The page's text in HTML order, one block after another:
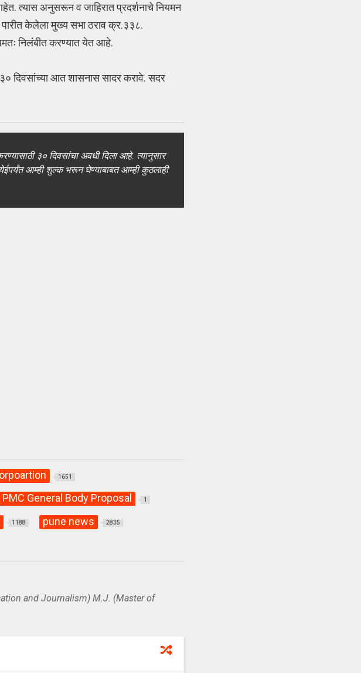
त्यास अनुसरून व जाहिरात प्रदर्शनाचे नियमन
केलेला मुख्य सभा ठराव क्र.३३८.
निलंबीत करण्यात येत आहे.
दिवसांच्या आत शासनास सादर करावे. सदर
३० दिवसांचा अवधी दिला आहे. त्यानुसार
आम्ही शुल्क भरून घेण्याबाबत आम्ही कुठलाही
1651
PMC General Body Proposal 1
1188 pune news 2835
and Journalism) M.J. (Master of